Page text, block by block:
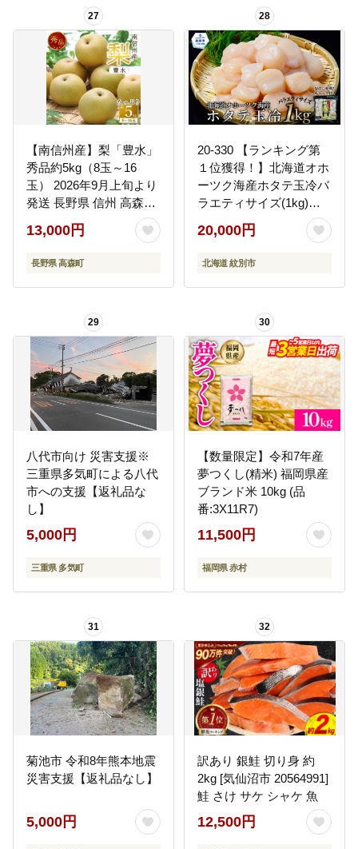
27
【南信州産】梨「豊水」
秀品約5kg（8玉～16
玉） 2026年9月上旬より
発送 長野県 信州 高森町
産地直送 果物 くだもの
なし ナシ 和梨 旬 旬の果
物 旬の梨 ギフト 贈答 ほ
13,000円
長野県 高森町
28
20-330 【ランキング第
１位獲得！】北海道オホ
ーツク海産ホタテ玉冷バ
ラエティサイズ(1kg)｜
訳あり サイズ不揃い
20,000円
北海道 紋別市
29
八代市向け 災害支援※
三重県多気町による八代
市への支援【返礼品な
し】
5,000円
三重県 多気町
30
【数量限定】令和7年産
夢つくし(精米) 福岡県産
ブランド米 10kg (品
番:3X11R7)
11,500円
福岡県 赤村
31
菊池市 令和8年熊本地震
災害支援【返礼品なし】
5,000円
32
訳あり 銀鮭 切り身 約
2kg [気仙沼市 20564991]
鮭 さけ サケ シャケ 魚
12,500円